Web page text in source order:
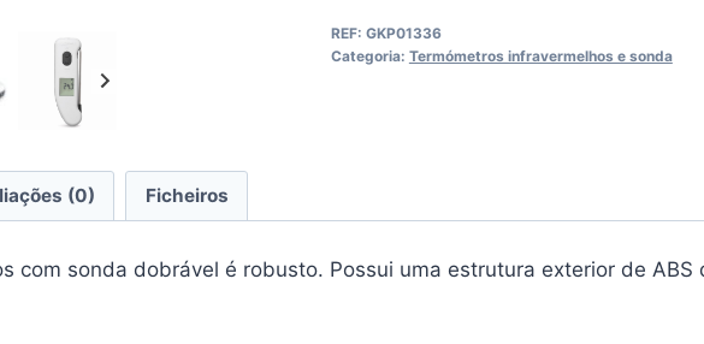
REF: GKP01336
Categoria: Termómetros infravermelhos e sonda
(0) Ficheiros
com sonda dobrável é robusto. Possui uma estrutura exterior de ABS